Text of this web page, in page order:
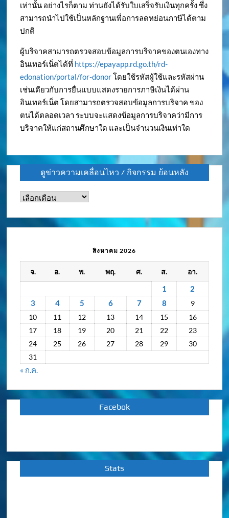
เท่านั้น อย่างไรก็ตาม ท่านยังได้รับใบเสร็จรับเงินทุกครั้ง ซึ่ง
สามารถนำไปใช้เป็นหลักฐานเพื่อการลดหย่อนภาษีได้ตาม
ปกติ
ผู้บริจาคสามารถตรวจสอบข้อมูลการบริจาคของตนเองทาง
อินเทอร์เน็ตได้ที่ https://epayapp.rd.go.th/rd-
edonation/portal/for-donorโดยใช้รหัสผู้ใช้และรหัสผ่าน
เช่นเดียวกับการยื่นแบบแสดงรายการภาษีเงินได้ผ่าน
อินเทอร์เน็ต โดยสามารถตรวจสอบข้อมูลการบริจาค ของ
ตนได้ตลอดเวลา ระบบจะแสดงข้อมูลการบริจาคว่ามีการ
บริจาคให้แก่สถานศึกษาใด และเป็นจำนวนเงินเท่าใด
ดูข่าวความเคลื่อนไหว / กิจกรรม ย้อนหลัง
ดู
กิจกรรม
ย้อน
สิงหาคม 2026
จ. อ. พ. พฤ. ศ. ส. อา.
1
2
3
4 5 6 7 8
9
10
11 12 13 14 15
16
17
18 19 20 21 22
23
24
25 26 27 28 29
30
31
« ก.ค.
Facebok
Stats